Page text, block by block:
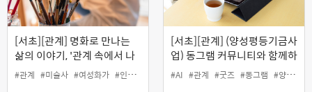
[서초][관계] 명화로 만나는
삶의 이야기, '관계 속에서 나
를 지키며 살아간 여성 화가
들' (온라인)
#관계 #미술사 #여성화가 #인생설계
[서초][관계] (양성평등기금사
업) 동그램 커뮤니티와 함께하
는 '굿즈 제작 전문가 과정'
#AI #관계 #굿즈 #동그램 #양성평등